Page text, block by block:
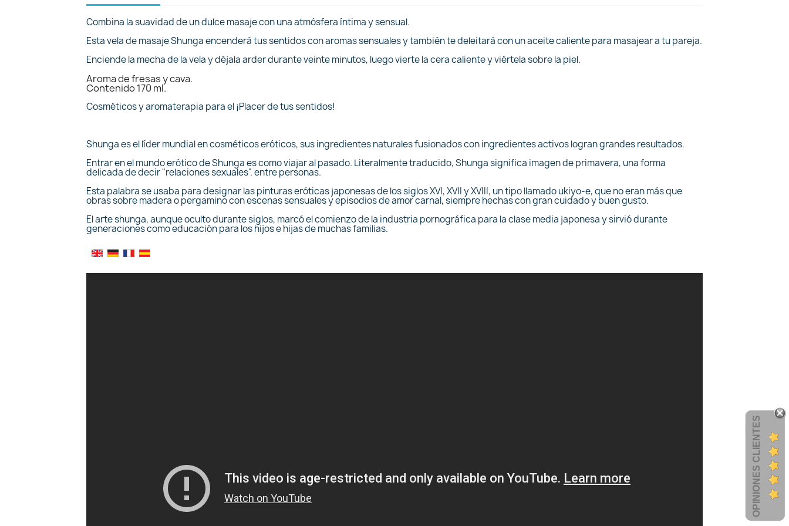
Combina la suavidad de un dulce masaje con una atmósfera íntima y sensual.
Esta vela de masaje Shunga encenderá tus sentidos con aromas sensuales y también te deleitará con un aceite caliente para masajear a tu pareja.
Enciende la mecha de la vela y déjala arder durante veinte minutos, luego vierte la cera caliente y viértela sobre la piel.
Aroma de fresas y cava.
Contenido 170 ml.
Cosméticos y aromaterapia para el ¡Placer de tus sentidos!
Shunga es el líder mundial en cosméticos eróticos, sus ingredientes naturales fusionados con ingredientes activos logran grandes resultados.
Entrar en el mundo erótico de Shunga es como viajar al pasado. Literalmente traducido, Shunga significa imagen de primavera, una forma
delicada de decir "relaciones sexuales". entre personas.
Esta palabra se usaba para designar las pinturas eróticas japonesas de los siglos XVI, XVII y XVIII, un tipo llamado ukiyo-e, que no eran más que
obras sobre madera o pergamino con escenas sensuales y episodios de amor carnal, siempre hechas con gran cuidado y buen gusto.
El arte shunga, aunque oculto durante siglos, marcó el comienzo de la industria pornográfica para la clase media japonesa y sirvió durante
generaciones como educación para los hijos e hijas de muchas familias.
OPINIONES CLIENTES